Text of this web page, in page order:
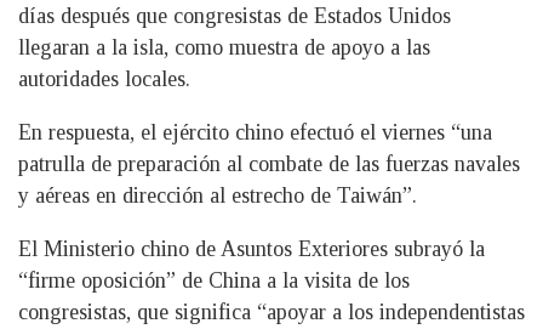
días después que congresistas de Estados Unidos
llegaran a la isla, como muestra de apoyo a las
autoridades locales.
En respuesta, el ejército chino efectuó el viernes “una
patrulla de preparación al combate de las fuerzas navales
y aéreas en dirección al estrecho de Taiwán”.
El Ministerio chino de Asuntos Exteriores subrayó la
“firme oposición” de China a la visita de los
congresistas, que significa “apoyar a los independentistas